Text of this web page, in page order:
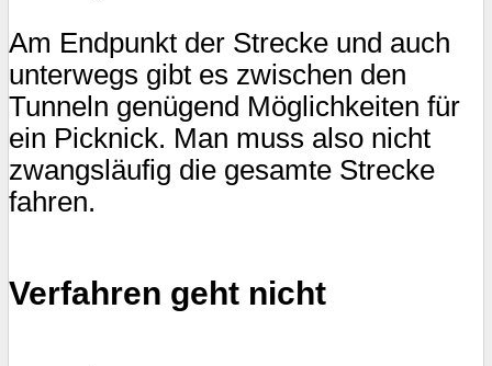
Am Endpunkt der Strecke und auch
unterwegs gibt es zwischen den
Tunneln genügend Möglichkeiten für
ein Picknick. Man muss also nicht
zwangsläufig die gesamte Strecke
fahren.
Verfahren geht nicht